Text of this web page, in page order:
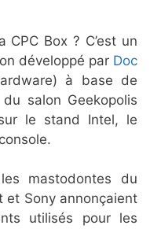
Box ? C’est un
développé par Doc
à base de
salon Geekopolis
le stand Intel, le
mastodontes du
et Sony annonçaient
utilisés pour les